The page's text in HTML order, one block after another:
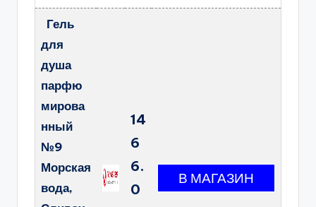
Гель
для
душа
парфю
мирова
нный
№9
Морская
вода,
14
6
6.
0